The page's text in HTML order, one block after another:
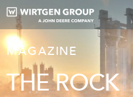
MAGAZINE
THE ROCK